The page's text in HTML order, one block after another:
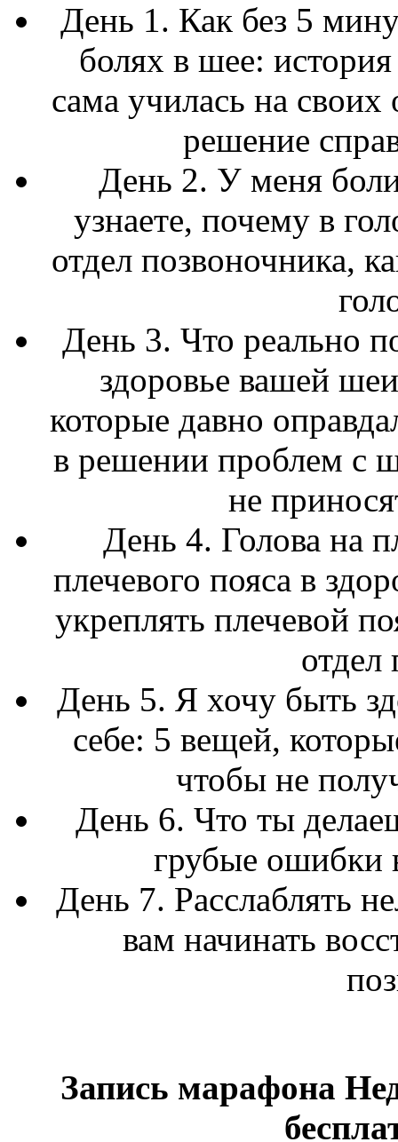
День 1. Как без 5
болях в шее:
сама училась на
решение
День 2. У меня
узнаете, почему в
отдел позвоночника,
День 3. Что реально
здоровье вашей
которые давно
в решении проблем с
не
День 4. Голова на
плечевого пояса в
укреплять плечевой
отдел
День 5. Я хочу быть
себе: 5 вещей,
чтобы не
День 6. Что ты
грубые ошибки
День 7. Расслаблять
вам начинать
Запись марафона